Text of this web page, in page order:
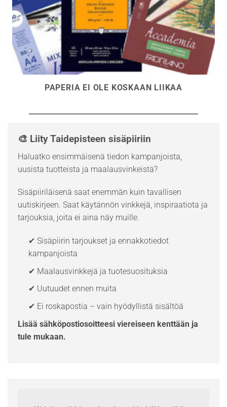
PAPERIA EI OLE KOSKAAN LIIKAA
🎨 Liity Taidepisteen sisäpiiriin
Haluatko ensimmäisenä tiedon kampanjoista,
uusista tuotteista ja maalausvinkeistä?
Sisäpiiriläisenä saat enemmän kuin tavallisen
uutiskirjeen. Saat käytännön vinkkejä, inspiraatiota ja
tarjouksia, joita ei aina näy muille.
✔ Sisäpiirin tarjoukset ja ennakkotiedot
kampanjoista
✔ Maalausvinkkejä ja tuotesuosituksia
✔ Uutuudet ennen muita
✔ Ei roskapostia – vain hyödyllistä sisältöä
Lisää sähköpostiosoitteesi viereiseen kenttään ja
tule mukaan.